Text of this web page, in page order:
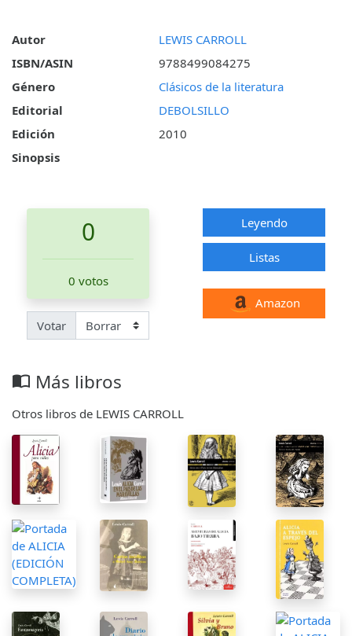
Autor
LEWIS CARROLL
ISBN/ASIN
9788499084275
Género
Clásicos de la literatura
Editorial
DEBOLSILLO
Edición
2010
Sinopsis
0
0 votos
Votar
Leyendo
Listas
Amazon
import_contacts Más libros
Otros libros de LEWIS CARROLL